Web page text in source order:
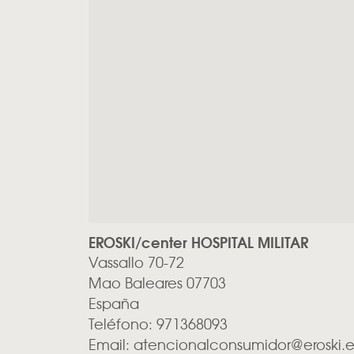
EROSKI/center HOSPITAL MILITAR
Vassallo 70-72
Mao Baleares07703
España
Teléfono: 971368093
Email: